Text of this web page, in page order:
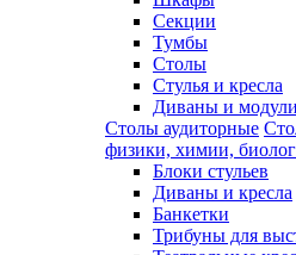
Секции
Тумбы
Столы
Стулья и кресла
Диваны и модули
Столы аудиторные
физики, химии,
Блоки стульев
Диваны и кресла
Банкетки
Трибуны для